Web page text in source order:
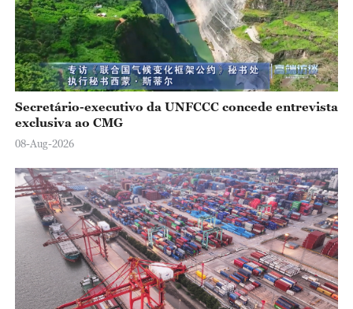
Secretário-executivo da UNFCCC concede entrevista
exclusiva ao CMG
08-Aug-2026